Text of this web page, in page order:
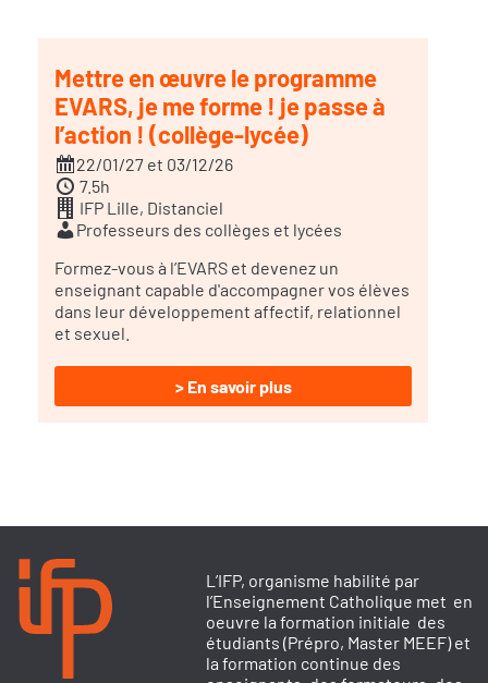
Mettre en œuvre le programme
EVARS, je me forme ! je passe à
l’action ! (collège-lycée)
22/01/27 et 03/12/26
7.5h
IFP Lille, Distanciel
Professeurs des collèges et lycées
Formez-vous à l’EVARS et devenez un
enseignant capable d'accompagner vos élèves
dans leur développement affectif, relationnel
et sexuel.
> En savoir plus
L’IFP, organisme habilité par
l’Enseignement Catholique met en
oeuvre la formation initiale des
étudiants (Prépro, Master MEEF) et
la formation continue des